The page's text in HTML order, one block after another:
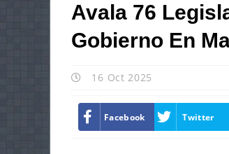
Avala 76
Gobierno En
16 Oct 2025
Facebook Twitter